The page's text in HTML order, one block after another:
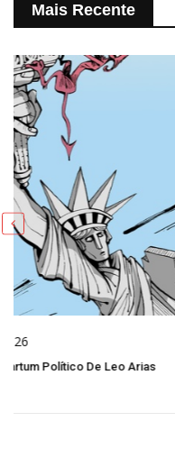
Mais Recente
Galeria